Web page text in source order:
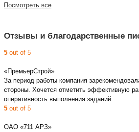
Посмотреть все
Отзывы и благодарственные
5 out of 5
«ПремьерСтрой»
За период работы компания
стороны. Хочется отметить эффективную
оперативность выполнения заданий.
5 out of 5
ОАО «711 АРЗ»